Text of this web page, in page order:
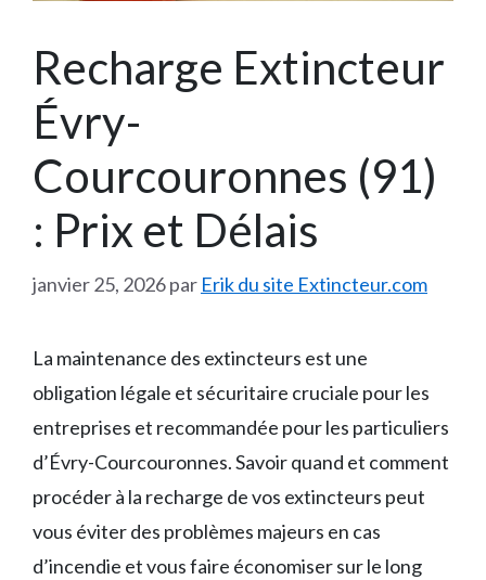
Recharge Extincteur
Évry-
Courcouronnes (91)
: Prix et Délais
janvier 25, 2026par Erik du site Extincteur.com
La maintenance des extincteurs est une
obligation légale et sécuritaire cruciale pour les
entreprises et recommandée pour les particuliers
d’Évry-Courcouronnes. Savoir quand et comment
procéder à la recharge de vos extincteurs peut
vous éviter des problèmes majeurs en cas
d’incendie et vous faire économiser sur le long